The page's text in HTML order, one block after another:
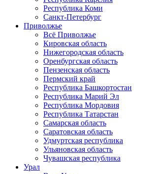
Республика Коми
Санкт-Петербург
Приволжье
Всё Приволжье
Кировская область
Нижегородская область
Оренбургская область
Пензенская область
Пермский край
Республика Башкортостан
Республика Марий Эл
Республика Мордовия
Республика Татарстан
Самарская область
Саратовская область
Удмуртская республика
Ульяновская область
Чувашская республика
Урал